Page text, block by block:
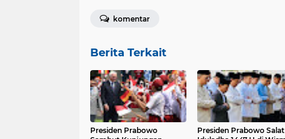
komentar
Berita Terkait
Presiden Prabowo
Presiden Prabowo Salat